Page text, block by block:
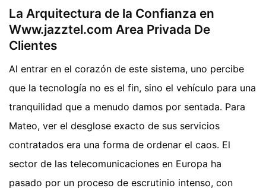
La Arquitectura de la Confianza en
Www.jazztel.com Area Privada De
Clientes
Al entrar en el corazón de este sistema, uno percibe
que la tecnología no es el fin, sino el vehículo para una
tranquilidad que a menudo damos por sentada. Para
Mateo, ver el desglose exacto de sus servicios
contratados era una forma de ordenar el caos. El
sector de las telecomunicaciones en Europa ha
pasado por un proceso de escrutinio intenso, con